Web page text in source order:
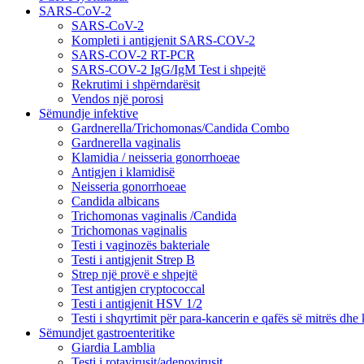
SARS-CoV-2
SARS-CoV-2
Kompleti i antigjenit SARS-COV-2
SARS-COV-2 RT-PCR
SARS-COV-2 IgG/IgM Test i shpejtë
Rekrutimi i shpërndarësit
Vendos një porosi
Sëmundje infektive
Gardnerella/Trichomonas/Candida Combo
Gardnerella vaginalis
Klamidia / neisseria gonorrhoeae
Antigjen i klamidisë
Neisseria gonorrhoeae
Candida albicans
Trichomonas vaginalis /Candida
Trichomonas vaginalis
Testi i vaginozës bakteriale
Testi i antigjenit Strep B
Strep një provë e shpejtë
Test antigjen cryptococcal
Testi i antigjenit HSV 1/2
Testi i shqyrtimit për para-kancerin e qafës së mitrës dhe
Sëmundjet gastroenteritike
Giardia Lamblia